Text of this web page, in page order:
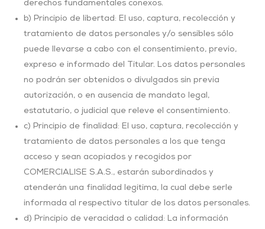
derechos fundamentales conexos.
b) Principio de libertad: El uso, captura, recolección y
tratamiento de datos personales y/o sensibles sólo
puede llevarse a cabo con el consentimiento, previo,
expreso e informado del Titular. Los datos personales
no podrán ser obtenidos o divulgados sin previa
autorización, o en ausencia de mandato legal,
estatutario, o judicial que releve el consentimiento.
c) Principio de finalidad: El uso, captura, recolección y
tratamiento de datos personales a los que tenga
acceso y sean acopiados y recogidos por
COMERCIALISE S.A.S., estarán subordinados y
atenderán una finalidad legítima, la cual debe serle
informada al respectivo titular de los datos personales.
d) Principio de veracidad o calidad: La información